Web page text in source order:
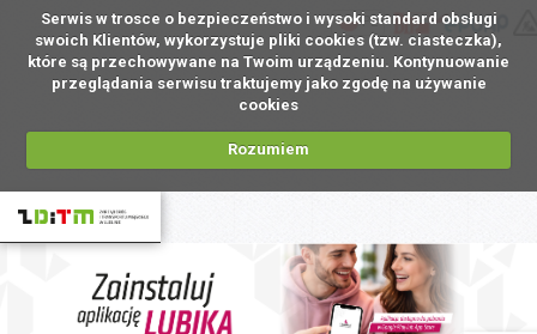
Serwis w trosce o bezpieczeństwo i wysoki standard obsługi
swoich Klientów, wykorzystuje pliki cookies (tzw. ciasteczka),
które są przechowywane na Twoim urządzeniu. Kontynuowanie
przeglądania serwisu traktujemy jako zgodę na używanie
cookies
Rozumiem
PL